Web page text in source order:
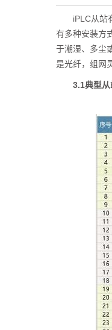
iPLC从站
有多种安装方
于潮湿、多尘
是光纤，组网
3.1典型从